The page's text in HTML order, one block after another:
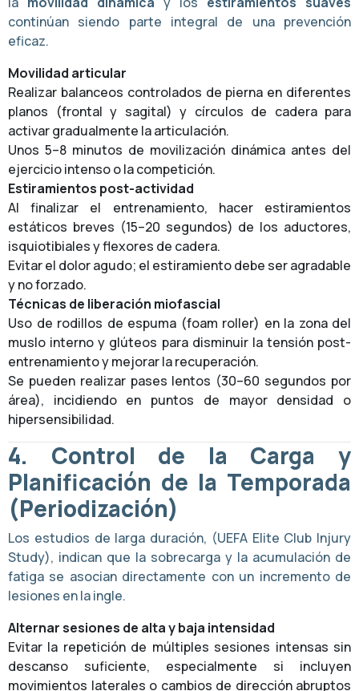
continúan siendo parte integral de una prevención
eficaz.
Movilidad articular
Realizar balanceos controlados de pierna en diferentes
planos (frontal y sagital) y círculos de cadera para
activar gradualmente la articulación.
Unos 5–8 minutos de movilización dinámica antes del
ejercicio intenso o la competición.
Estiramientos post-actividad
Al finalizar el entrenamiento, hacer estiramientos
estáticos breves (15–20 segundos) de los aductores,
isquiotibiales y flexores de cadera.
Evitar el dolor agudo; el estiramiento debe ser agradable
y no forzado.
Técnicas de liberación miofascial
Uso de rodillos de espuma (foam roller) en la zona del
muslo interno y glúteos para disminuir la tensión post-
entrenamiento y mejorar la recuperación.
Se pueden realizar pases lentos (30–60 segundos por
área), incidiendo en puntos de mayor densidad o
hipersensibilidad.
4. Control de la Carga y
Planificación de la Temporada
(Periodización)
Los estudios de larga duración, (UEFA Elite Club Injury
Study), indican que la sobrecarga y la acumulación de
fatiga se asocian directamente con un incremento de
lesiones en la ingle.
Alternar sesiones de alta y baja intensidad
Evitar la repetición de múltiples sesiones intensas sin
descanso suficiente, especialmente si incluyen
movimientos laterales o cambios de dirección abruptos